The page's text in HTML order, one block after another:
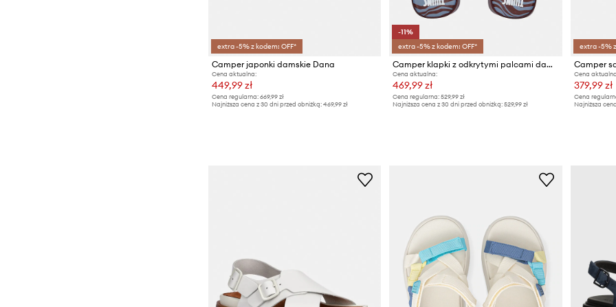
extra -5% z kodem: OFF*
Camper japonki damskie Dana
Cena aktualna:
449,99 zł
Cena regularna: 669,99 zł
Najniższa cena z 30 dni przed obniżką: 469,99 zł
-11%
extra -5% z kodem: OFF*
Camper klapki z odkrytymi palcami damskie skórzane Dana
Cena aktualna:
469,99 zł
Cena regularna: 529,99 zł
Najniższa cena z 30 dni przed obniżką: 529,99 zł
extra -5%
Cena
379,99 zł
Cena
Najniższa